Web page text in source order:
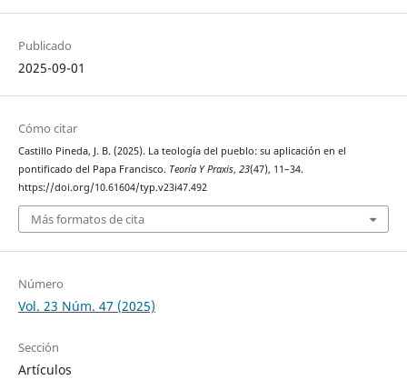
Publicado
2025-09-01
Cómo citar
Castillo Pineda, J. B. (2025). La teología del pueblo: su aplicación en el
pontificado del Papa Francisco. Teoría Y Praxis, 23(47), 11–34.
https://doi.org/10.61604/typ.v23i47.492
Más formatos de cita
Número
Vol. 23 Núm. 47 (2025)
Sección
Artículos